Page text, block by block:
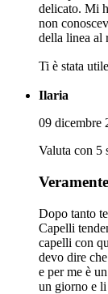
delicato. Mi
non
della linea al
Ti è stata
Ilaria
09 dicembre
Valuta con 5
Dopo tanto
Capelli
capelli con
devo dire
e per me è
un giorno e